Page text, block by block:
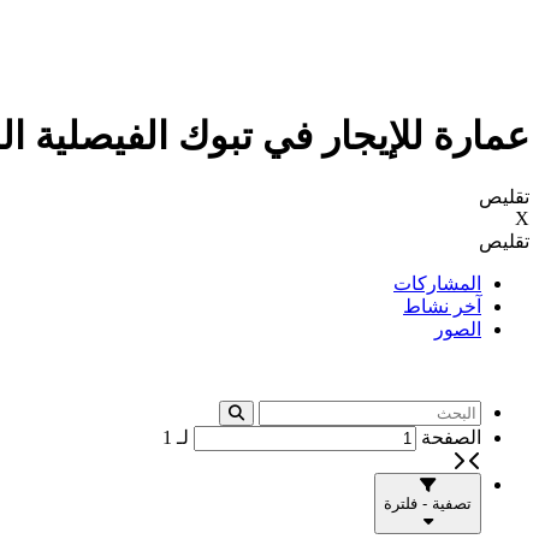
عمارة للإيجار في تبوك الفيصلية
تقليص
X
تقليص
المشاركات
آخر نشاط
الصور
الصفحة لـ 1
تصفية - فلترة